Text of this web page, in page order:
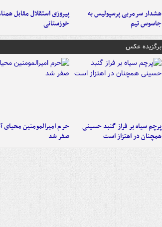
هشدار سرمربی پرسپولیس به
جاسوس تیم
پیروزی استقلال مقابل
خوزستانی
برگزیده عکس
پرچم سیاه بر فراز گنبد حسینی
همچنان در اهتزاز است
حرم امیرالمومنین محیای
صفر شد